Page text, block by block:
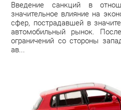
Введение санкций в
значительное влияние на
сфер, пострадавшей в
автомобильный рынок.
ограничений со стороны
ав...